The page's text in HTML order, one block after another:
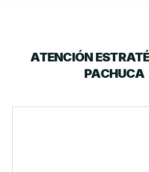
ATENCIÓN
PACHUCA